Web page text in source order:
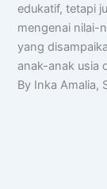
edukatif, tetapi
mengenai nilai-
yang
anak-anak usia
By Inka Amalia,